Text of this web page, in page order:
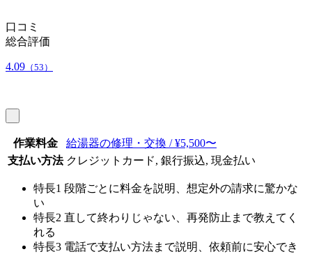
口コミ
総合評価
4.09 （53）
作業料金
給湯器の修理・交換 / ¥5,500〜
支払い方法 クレジットカード, 銀行振込, 現金払い
特長1 段階ごとに料金を説明、想定外の請求に驚かな
い
特長2 直して終わりじゃない、再発防止まで教えてく
れる
特長3 電話で支払い方法まで説明、依頼前に安心でき